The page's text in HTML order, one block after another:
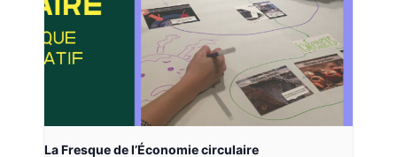
La Fresque de l’Économie circulaire